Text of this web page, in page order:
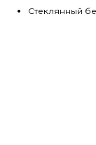
Стеклянный